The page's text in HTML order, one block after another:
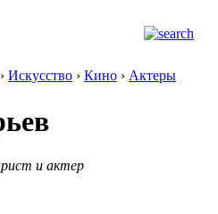
› Искусство › Кино › Актеры
и актер